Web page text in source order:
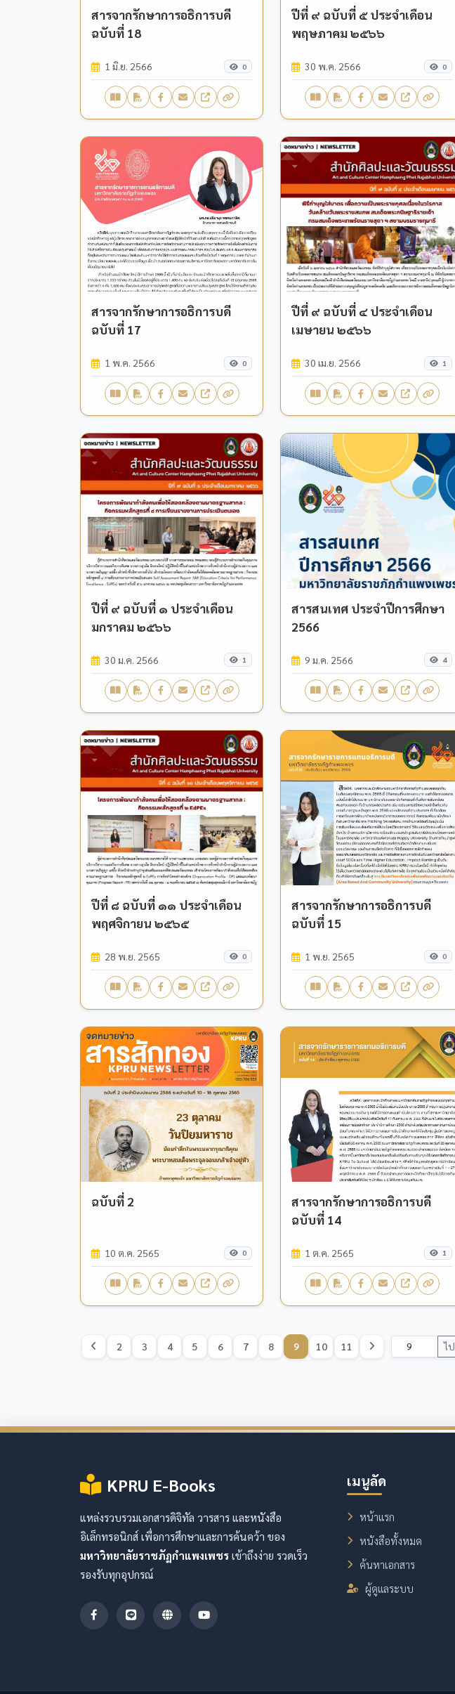
สารจากรักษาการอธิการบดี
ฉบับที่ 18
1 มิ.ย. 2566 0
ปีที่ ๙ ฉบับที่ ๕ ประจำเดือน
พฤษภาคม ๒๕๖๖
30 พ.ค. 2566 0
สารจากรักษาการอธิการบดี
ฉบับที่ 17
1 พ.ค. 2566 0
ปีที่ ๙ ฉบับที่ ๔ ประจำเดือน
เมษายน ๒๕๖๖
30 เม.ย. 2566 1
ปีที่ ๙ ฉบับที่ ๑ ประจำเดือน
มกราคม ๒๕๖๖
30 ม.ค. 2566 1
สารสนเทศ ประจำปีการศึกษา
2566
9 ม.ค. 2566 4
ปีที่ ๘ ฉบับที่ ๑๑ ประจำเดือน
พฤศจิกายน ๒๕๖๕
28 พ.ย. 2565 0
สารจากรักษาการอธิการบดี
ฉบับที่ 15
1 พ.ย. 2565 0
ฉบับที่ 2
10 ต.ค. 2565 0
สารจากรักษาการอธิการบดี
ฉบับที่ 14
1 ต.ค. 2565 1
2 3 4 5 6 7 8 9 10 11 ไป
KPRU E-Books
แหล่งรวบรวมเอกสารดิจิทัล วารสาร และหนังสือ
อิเล็กทรอนิกส์ เพื่อการศึกษาและการค้นคว้า ของ
มหาวิทยาลัยราชภัฏกำแพงเพชร เข้าถึงง่าย รวดเร็ว
รองรับทุกอุปกรณ์
เมนูลัด
หน้าแรก
หนังสือทั้งหมด
ค้นหาเอกสาร
ผู้ดูแลระบบ